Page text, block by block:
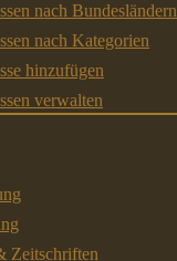
nach Bundesländern
nach Kategorien
hinzufügen
verwalten
Zeitschriften